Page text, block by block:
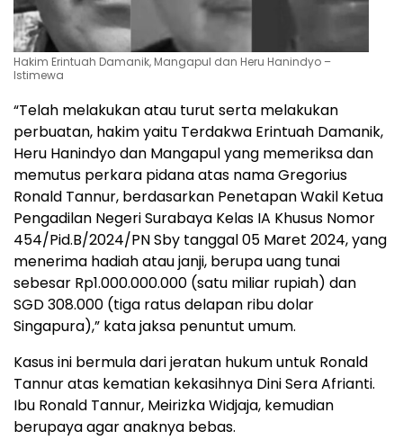
Hakim Erintuah Damanik, Mangapul dan Heru Hanindyo –
Istimewa
“Telah melakukan atau turut serta melakukan
perbuatan, hakim yaitu Terdakwa Erintuah Damanik,
Heru Hanindyo dan Mangapul yang memeriksa dan
memutus perkara pidana atas nama Gregorius
Ronald Tannur, berdasarkan Penetapan Wakil Ketua
Pengadilan Negeri Surabaya Kelas IA Khusus Nomor
454/Pid.B/2024/PN Sby tanggal 05 Maret 2024, yang
menerima hadiah atau janji, berupa uang tunai
sebesar Rp1.000.000.000 (satu miliar rupiah) dan
SGD 308.000 (tiga ratus delapan ribu dolar
Singapura),” kata jaksa penuntut umum.
Kasus ini bermula dari jeratan hukum untuk Ronald
Tannur atas kematian kekasihnya Dini Sera Afrianti.
Ibu Ronald Tannur, Meirizka Widjaja, kemudian
berupaya agar anaknya bebas.